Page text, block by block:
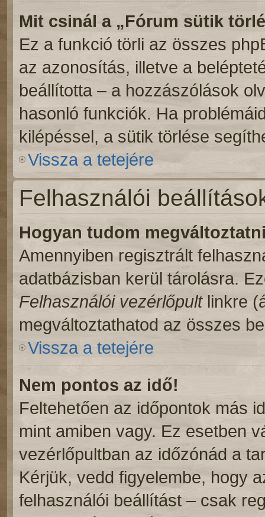
Mit csinál a „Fórum sütik
Ez a funkció törli az összes
az azonosítás, illetve a
beállította – a hozzászólások
hasonló funkciók. Ha
kilépéssel, a sütik törlése
Vissza a tetejére
Felhasználói
Hogyan tudom
Amennyiben regisztrált
adatbázisban kerül tárolásra.
Felhasználói vezérlőpultlinkre
megváltoztathatod az összes
Vissza a tetejére
Nem pontos az idő!
Feltehetően az időpontok más
mint amiben vagy. Ez esetben
vezérlőpultban az időzónád a
Kérjük, vedd figyelembe, hogy
felhasználói beállítást – csak